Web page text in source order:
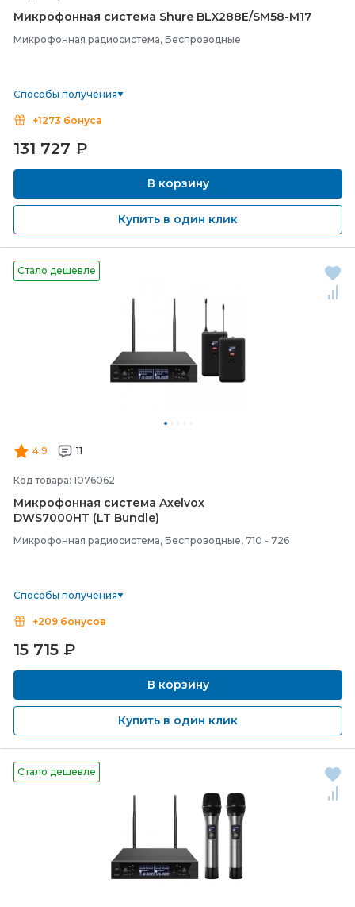
Микрофонная система Shure BLX288E/SM58-M17
Микрофонная радиосистема, Беспроводные
Способы получения
+1273 бонуса
131 727 ₽
В корзину
Купить в один клик
Стало дешевле
4.9 11
Код товара: 1076062
Микрофонная система Axelvox
DWS7000HT (LT Bundle)
Микрофонная радиосистема, Беспроводные, 710 - 726
Способы получения
+209 бонусов
15 715 ₽
В корзину
Купить в один клик
Стало дешевле